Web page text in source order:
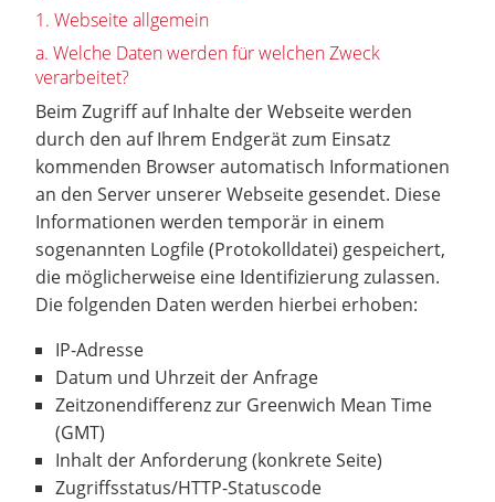
1. Webseite allgemein
a. Welche Daten werden für welchen Zweck
verarbeitet?
Beim Zugriff auf Inhalte der Webseite werden
durch den auf Ihrem Endgerät zum Einsatz
kommenden Browser automatisch Informationen
an den Server unserer Webseite gesendet. Diese
Informationen werden temporär in einem
sogenannten Logfile (Protokolldatei) gespeichert,
die möglicherweise eine Identifizierung zulassen.
Die folgenden Daten werden hierbei erhoben:
IP-Adresse
Datum und Uhrzeit der Anfrage
Zeitzonendifferenz zur Greenwich Mean Time
(GMT)
Inhalt der Anforderung (konkrete Seite)
Zugriffsstatus/HTTP-Statuscode